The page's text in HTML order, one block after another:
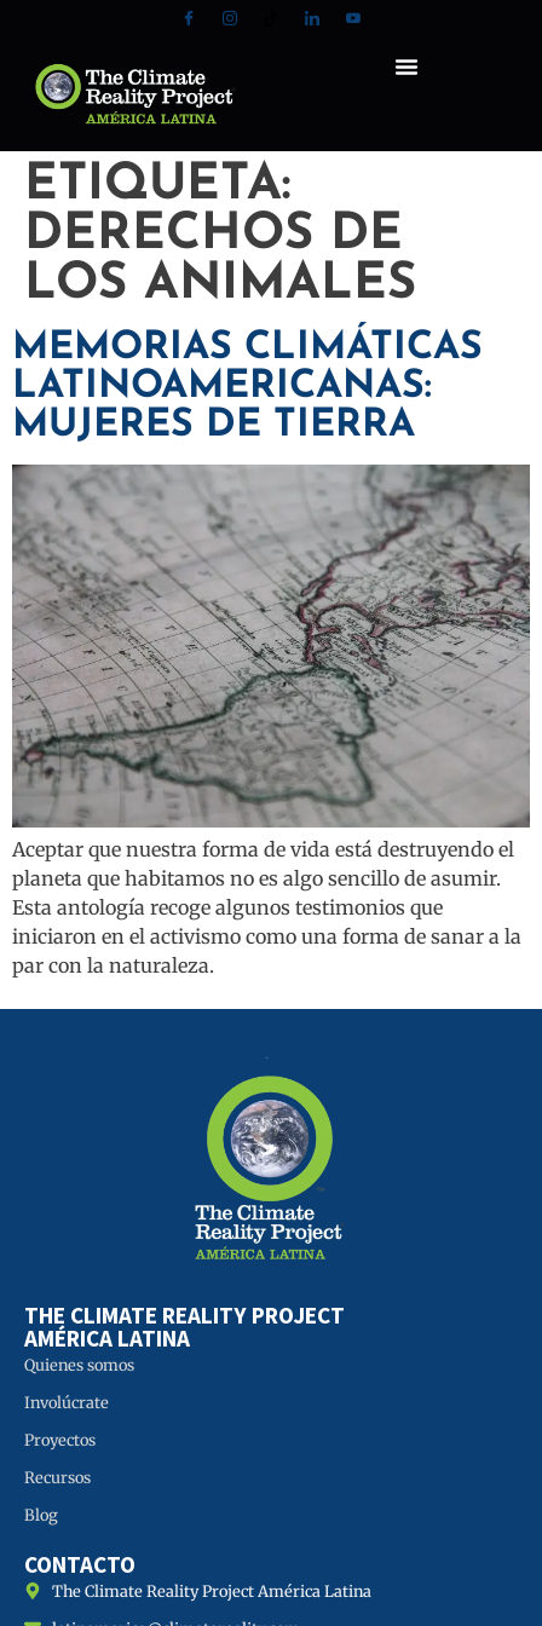
ETIQUETA:
DERECHOS DE
LOS ANIMALES
MEMORIAS CLIMÁTICAS
LATINOAMERICANAS:
MUJERES DE TIERRA
Aceptar que nuestra forma de vida está destruyendo el
planeta que habitamos no es algo sencillo de asumir.
Esta antología recoge algunos testimonios que
iniciaron en el activismo como una forma de sanar a la
par con la naturaleza.
THE CLIMATE REALITY PROJECT
AMÉRICA LATINA
Quienes somos
Involúcrate
Proyectos
Recursos
Blog
CONTACTO
The Climate Reality Project América Latina